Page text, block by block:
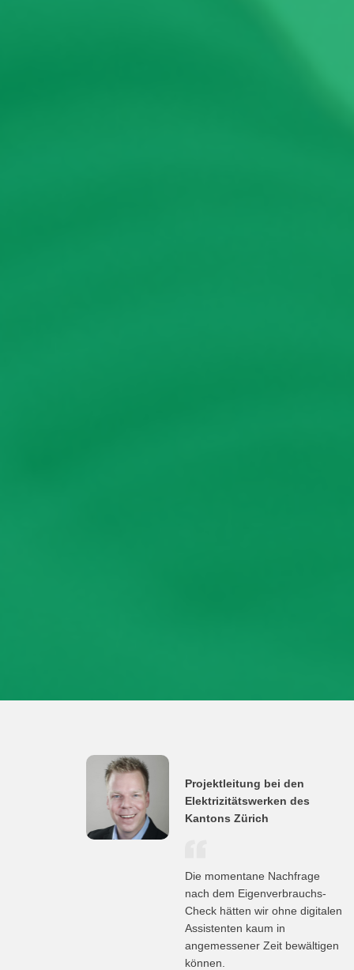
Projektleitung bei den
Elektrizitätswerken des
Kantons Zürich
Die momentane Nachfrage
nach dem Eigenverbrauchs-
Check hätten wir ohne digitalen
Assistenten kaum in
angemessener Zeit bewältigen
können.